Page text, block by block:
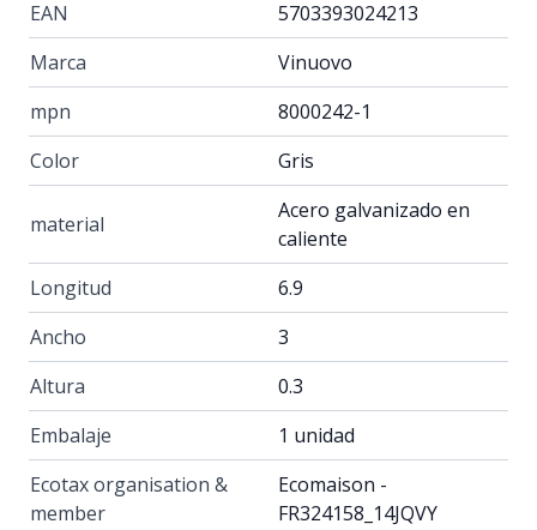
EAN
5703393024213
Marca
Vinuovo
mpn
8000242-1
Color
Gris
material
Acero galvanizado en
caliente
Longitud
6.9
Ancho
3
Altura
0.3
Embalaje
1 unidad
Ecotax organisation &
member
Ecomaison -
FR324158_14JQVY